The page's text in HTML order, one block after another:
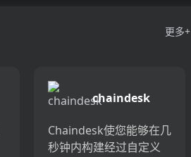
更多+
chaindesk
Chaindesk使您能够在几
秒钟内构建经过自定义